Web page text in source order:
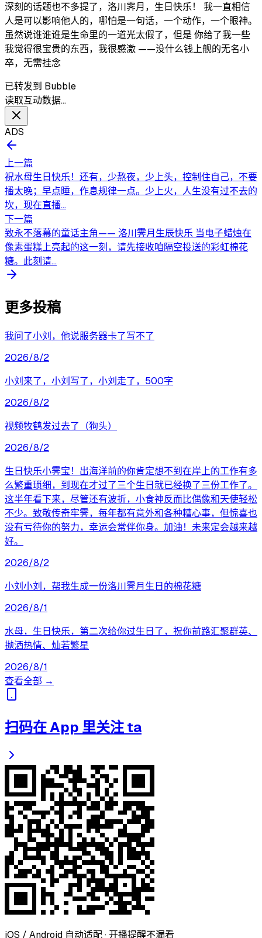
深刻的话题也不多提了，洛川霁月，生日快乐！ 我一直相信
人是可以影响他人的，哪怕是一句话，一个动作，一个眼神。
虽然说谁谁谁是生命里的一道光太假了，但是 你给了我一些
我觉得很宝贵的东西，我很感激 ——没什么钱上舰的无名小
卒，无需挂念
已转发到 Bubble
读取互动数据…
ADS
上一篇
祝水母生日快乐！还有，少熬夜，少上头，控制住自己，不要
播太晚；早点睡，作息规律一点。少上火，人生没有过不去的
坎，现在直播...
下一篇
致永不落幕的童话主角—— 洛川霁月生辰快乐 当电子蜡烛在
像素蛋糕上亮起的这一刻，请先接收咱隔空投送的彩虹棉花
糖。此刻请...
更多投稿
我问了小刘，他说服务器卡了写不了
2026/8/2
小刘来了，小刘写了，小刘走了，500字
2026/8/2
视频牧鹤发过去了（狗头）
2026/8/2
生日快乐小霁宝！出海洋前的你肯定想不到在岸上的工作有多
么繁重琐细，到现在才过了三个生日就已经换了三份工作了。
这半年看下来，尽管还有波折，小食神反而比偶像和天使轻松
不少。致敬传奇牢霁，每年都有意外和各种糟心事，但惊喜也
没有亏待你的努力，幸运会常伴你身。加油！未来定会越来越
好。
2026/8/2
小刘小刘，帮我生成一份洛川霁月生日的棉花糖
2026/8/1
水母，生日快乐，第二次给你过生日了，祝你前路汇聚群英、
抛洒热情、灿若繁星
2026/8/1
查看全部 →
扫码在 App 里关注 ta
iOS / Android 自动适配 · 开播提醒不漏看